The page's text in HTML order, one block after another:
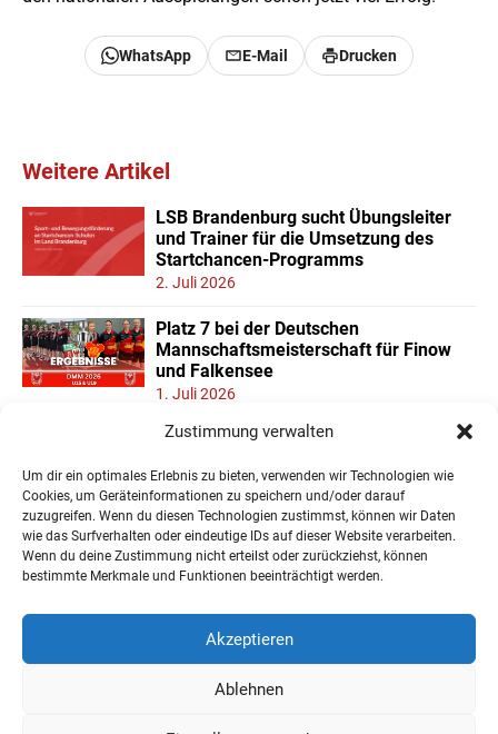
Zustimmung verwalten
Um dir ein optimales Erlebnis zu bieten, verwenden wir Technologien wie
Cookies, um Geräteinformationen zu speichern und/oder darauf
zuzugreifen. Wenn du diesen Technologien zustimmst, können wir Daten
wie das Surfverhalten oder eindeutige IDs auf dieser Website verarbeiten.
Wenn du deine Zustimmung nicht erteilst oder zurückziehst, können
bestimmte Merkmale und Funktionen beeinträchtigt werden.
Akzeptieren
Ablehnen
WhatsApp E-Mail Drucken
Weitere Artikel
LSB Brandenburg sucht Übungsleiter
und Trainer für die Umsetzung des
Startchancen-Programms
2. Juli 2026
Platz 7 bei der Deutschen
Mannschaftsmeisterschaft für Finow
und Falkensee
1. Juli 2026
Neuer Teilnehmerrekord und Finower
Landesmannschaftspokal U11/13
22. Juni 2026
« Ältere Einträge